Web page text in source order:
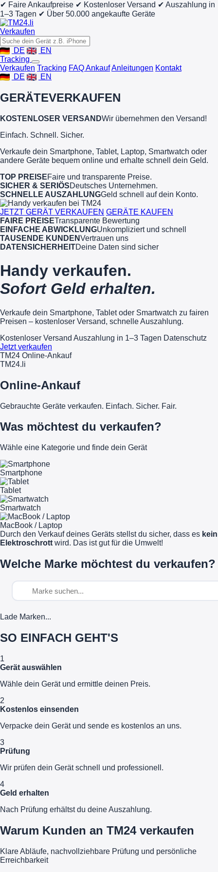
✔ Faire Ankaufpreise ✔ Kostenloser Versand ✔ Auszahlung in
1–3 Tagen ✔ Über 50.000 angekaufte Geräte
Verkaufen
DE
EN
Tracking
Verkaufen Tracking FAQ AnkaufAnleitungen Kontakt
DE
EN
GERÄTEVERKAUFEN
KOSTENLOSER VERSANDWir übernehmen den Versand!
Einfach. Schnell. Sicher.
Verkaufe dein Smartphone, Tablet, Laptop, Smartwatch oder
andere Geräte bequem online und erhalte schnell dein Geld.
TOP PREISEFaire und transparente Preise.
SICHER & SERIÖSDeutsches Unternehmen.
SCHNELLE AUSZAHLUNGGeld schnell auf dein Konto.
JETZT GERÄT VERKAUFEN GERÄTE KAUFEN
FAIRE PREISETransparente Bewertung
EINFACHE ABWICKLUNGUnkompliziert und schnell
TAUSENDE KUNDENVertrauen uns
DATENSICHERHEITDeine Daten sind sicher
Handy verkaufen.
Sofort Geld erhalten.
Verkaufe dein Smartphone, Tablet oder Smartwatch zu fairen
Preisen – kostenloser Versand, schnelle Auszahlung.
Kostenloser Versand Auszahlung in 1–3 Tagen Datenschutz
Jetzt verkaufen
TM24 Online-Ankauf
TM24.li
Online-Ankauf
Gebrauchte Geräte verkaufen. Einfach. Sicher. Fair.
Was möchtest du verkaufen?
Wähle eine Kategorie und finde dein Gerät
Smartphone
Tablet
Smartwatch
MacBook / Laptop
Durch den Verkauf deines Geräts stellst du sicher, dass es kein
Elektroschrott wird. Das ist gut für die Umwelt!
Welche Marke möchtest du verkaufen?
Lade Marken...
SO EINFACH GEHT'S
1
Gerät auswählen
Wähle dein Gerät und ermittle deinen Preis.
2
Kostenlos einsenden
Verpacke dein Gerät und sende es kostenlos an uns.
3
Prüfung
Wir prüfen dein Gerät schnell und professionell.
4
Geld erhalten
Nach Prüfung erhältst du deine Auszahlung.
Warum Kunden an TM24 verkaufen
Klare Abläufe, nachvollziehbare Prüfung und persönliche
Erreichbarkeit